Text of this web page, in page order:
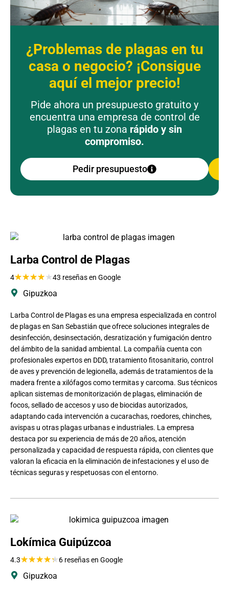
¿Problemas de plagas en tu
casa o negocio? ¡Consigue
aquí el mejor precio!
Pide ahora un presupuesto gratuito y
encuentra una empresa de control de
plagas en tu zona rápido y sin
compromiso.
Pedir presupuesto
Larba Control de Plagas
4★★★★ ★43 reseñas en Google
Gipuzkoa
Larba Control de Plagas es una empresa especializada en control
de plagas en San Sebastián que ofrece soluciones integrales de
desinfección, desinsectación, desratización y fumigación dentro
del ámbito de la sanidad ambiental. La compañía cuenta con
profesionales expertos en DDD, tratamiento fitosanitario, control
de aves y prevención de legionella, además de tratamientos de la
madera frente a xilófagos como termitas y carcoma. Sus técnicos
aplican sistemas de monitorización de plagas, eliminación de
focos, sellado de accesos y uso de biocidas autorizados,
adaptando cada intervención a cucarachas, roedores, chinches,
avispas u otras plagas urbanas e industriales. La empresa
destaca por su experiencia de más de 20 años, atención
personalizada y capacidad de respuesta rápida, con clientes que
valoran la eficacia en la eliminación de infestaciones y el uso de
técnicas seguras y respetuosas con el entorno.
Lokímica Guipúzcoa
4.3★★★★★ 6 reseñas en Google
Gipuzkoa